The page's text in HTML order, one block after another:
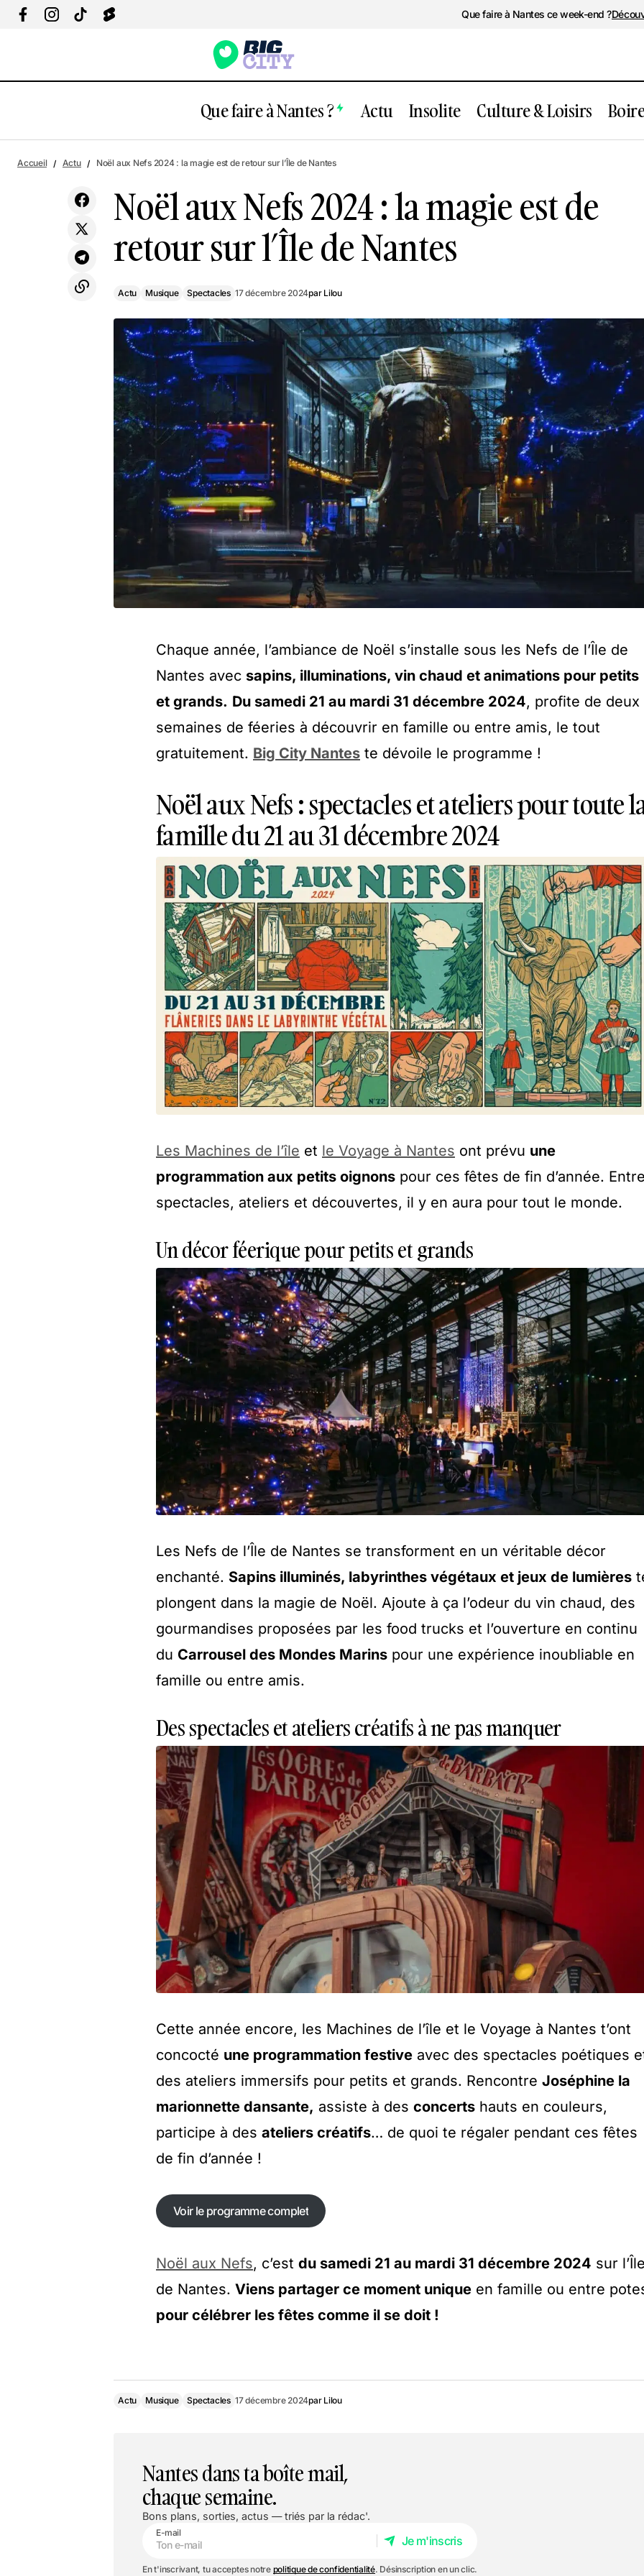
Que faire à Nantes ce week-end ?
Que faire à Nantes ? Actu Insolite Culture & Loisirs
Un village de loups-garous ouvre bientôt
ses portes à 30 minutes de Nantes
Actu
Musique
Noël aux Nefs 2024 : la magie est de
Accueil Actu Noël aux Nefs 2024 : la magie est de retour sur l’Île de Nantes
Noël aux Nefs 2024 : la magie est de
retour sur l’Île de Nantes
Actu Musique Spectacles 17 décembre 2024par Lilou
Chaque année, l’ambiance de Noël s’installe sous les Nefs de l’Île de
Nantes avec sapins, illuminations, vin chaud et animations pour petits
et grands. Du samedi 21 au mardi 31 décembre 2024, profite de deux
semaines de féeries à découvrir en famille ou entre amis, le tout
gratuitement. Big City Nantes te dévoile le programme !
Noël aux Nefs : spectacles et ateliers pour toute
famille du 21 au 31 décembre 2024
Les Machines de l’île et le Voyage à Nantes ont prévu une
programmation aux petits oignons pour ces fêtes de fin d’année.
spectacles, ateliers et découvertes, il y en aura pour tout le monde.
Un décor féerique pour petits et grands
Les Nefs de l’Île de Nantes se transforment en un véritable décor
enchanté. Sapins illuminés, labyrinthes végétaux et jeux de lumières
plongent dans la magie de Noël. Ajoute à ça l’odeur du vin chaud, des
gourmandises proposées par les food trucks et l’ouverture en continu
du Carrousel des Mondes Marins pour une expérience inoubliable en
famille ou entre amis.
Des spectacles et ateliers créatifs à ne pas manquer
Cette année encore, les Machines de l’île et le Voyage à Nantes t’ont
concocté une programmation festive avec des spectacles poétiques
des ateliers immersifs pour petits et grands. Rencontre Joséphine la
marionnette dansante, assiste à des concerts hauts en couleurs,
participe à des ateliers créatifs… de quoi te régaler pendant ces fêtes
de fin d’année !
Voir le programme complet
Voir le programme complet
Noël aux Nefs, c’est du samedi 21 au mardi 31 décembre 2024 sur
de Nantes. Viens partager ce moment unique en famille ou entre
pour célébrer les fêtes comme il se doit !
Actu Musique Spectacles 17 décembre 2024par Lilou
Nantes dans ta boîte mail,
chaque semaine.
Bons plans, sorties, actus — triés par la rédac'.
E-mail
Je m'inscris
En t'inscrivant, tu acceptes notre politique de confidentialité. Désinscription en un clic.